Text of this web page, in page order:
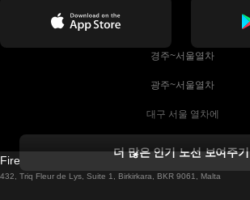
경주~서울열차
광주~서울열차
대구 서울 열차에
더블린에서 골웨이 열차
더 많은 인기 노선 보여주기
Firebird GT Limited (OC 1451)
432, Triq Fleur de Lys, Suite 1, Birkirkara, BKR 9061, Malta